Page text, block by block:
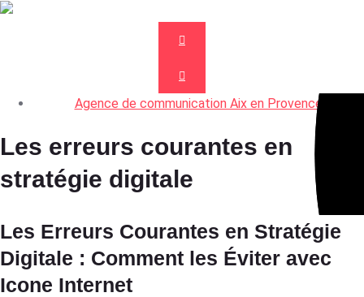
Agence de communication Aix en Provence
Les erreurs courantes en
stratégie digitale
Les Erreurs Courantes en Stratégie
Digitale : Comment les Éviter avec
Icone Internet